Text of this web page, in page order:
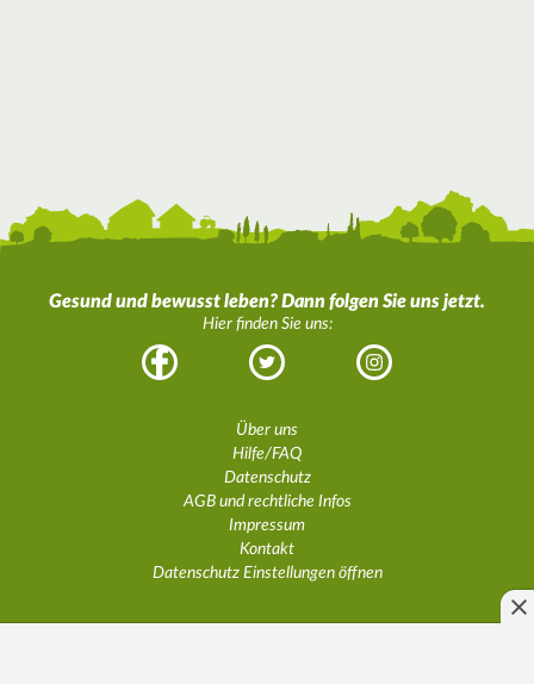
Gesund und bewusst leben? Dann folgen Sie uns jetzt.
Hier finden Sie uns:
Facebook Twitter Instagram
Über uns
Hilfe/FAQ
Datenschutz
AGB und rechtliche Infos
Impressum
Kontakt
Datenschutz Einstellungen öffnen